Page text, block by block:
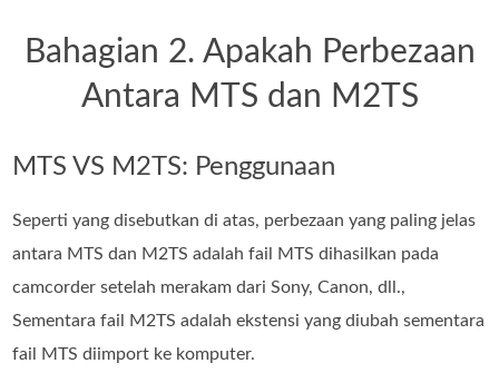
Bahagian 2. Apakah Perbezaan
Antara MTS dan M2TS
MTS VS M2TS: Penggunaan
Seperti yang disebutkan di atas, perbezaan yang paling jelas
antara MTS dan M2TS adalah fail MTS dihasilkan pada
camcorder setelah merakam dari Sony, Canon, dll.,
Sementara fail M2TS adalah ekstensi yang diubah sementara
fail MTS diimport ke komputer.